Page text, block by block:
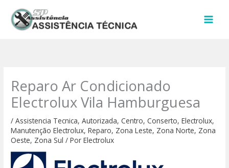
para
Reparo Ar Condicionado
Electrolux Vila Hamburguesa
/Assistencia Tecnica,Autorizada,Centro,Conserto,Electrolux,
Manutenção Electrolux,Reparo, Zona Leste, Zona Norte, Zona
Oeste, Zona Sul / PorElectrolux